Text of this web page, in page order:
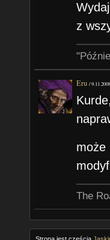
z
Eru /9.11.2008
może
The